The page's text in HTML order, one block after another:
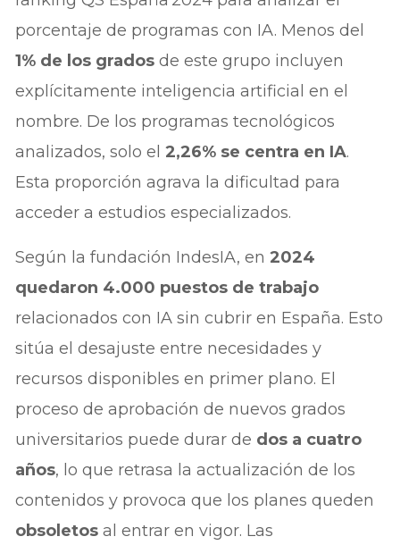
porcentaje de programas con IA. Menos del
1% de los grados de este grupo incluyen
explícitamente inteligencia artificial en el
nombre. De los programas tecnológicos
analizados, solo el2,26% se centra en IA.
Esta proporción agrava la dificultad para
acceder a estudios especializados.
Según la fundación IndesIA, en2024
quedaron 4.000 puestos de trabajo
relacionados con IA sin cubrir en España. Esto
sitúa el desajuste entre necesidades y
recursos disponibles en primer plano. El
proceso de aprobación de nuevos grados
universitarios puede durar de dos a cuatro
años, lo que retrasa la actualización de los
contenidos y provoca que los planes queden
obsoletos al entrar en vigor. Las